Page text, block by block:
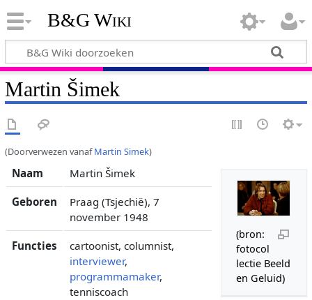
B&G Wiki
Martin Šimek
(Doorverwezen vanafMartin Simek)
(bron:
fotocol
lectie Beeld
en Geluid)
Naam Martin Šimek
Geboren
Praag (Tsjechië), 7
november 1948
Functies
cartoonist, columnist,
interviewer,
programmamaker,
tenniscoach